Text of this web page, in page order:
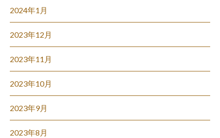
2024年1月
2023年12月
2023年11月
2023年10月
2023年9月
2023年8月